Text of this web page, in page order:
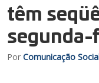
têm
segunda-
Por Comunicação